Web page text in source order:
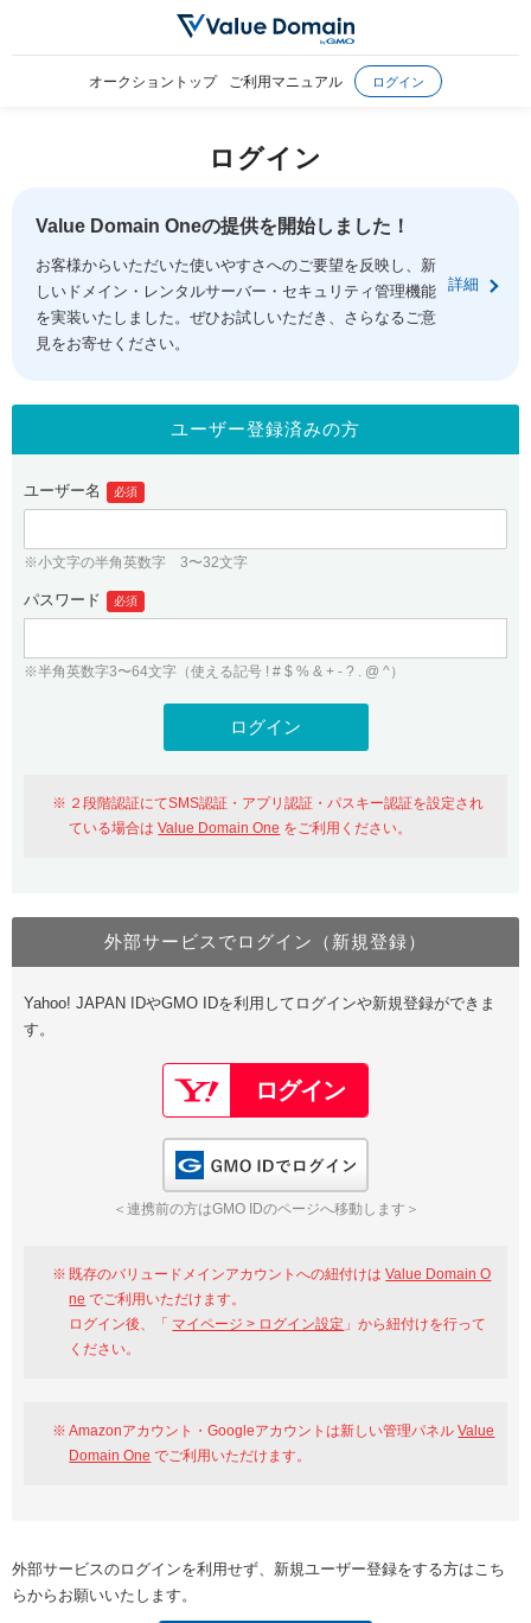
オークショントップ ご利用マニュアル ログイン
ログイン
Value Domain Oneの提供を開始しました！
お客様からいただいた使いやすさへのご要望を反映し、新
しいドメイン・レンタルサーバー・セキュリティ管理機能
を実装いたしました。ぜひお試しいただき、さらなるご意
見をお寄せください。
詳細
ユーザー登録済みの方
ユーザー名 必須
※小文字の半角英数字 3〜32文字
パスワード 必須
※半角英数字3〜64文字（使える記号 ! # $ % & + - ? . @ ^）
２段階認証にてSMS認証・アプリ認証・パスキー認証を設定され
ている場合はValue Domain One をご利用ください。
外部サービスでログイン（新規登録）
Yahoo! JAPAN IDやGMO IDを利用してログインや新規登録ができま
す。
＜連携前の方はGMO IDのページへ移動します＞
既存のバリュードメインアカウントへの紐付けはValue Domain O
ne でご利用いただけます。
ログイン後、「 マイページ > ログイン設定 」から紐付けを行って
ください。
Amazonアカウント・Googleアカウントは新しい管理パネルValue
Domain One でご利用いただけます。
外部サービスのログインを利用せず、新規ユーザー登録をする方はこち
らからお願いいたします。